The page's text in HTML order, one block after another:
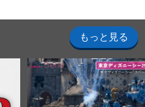
もっと見る